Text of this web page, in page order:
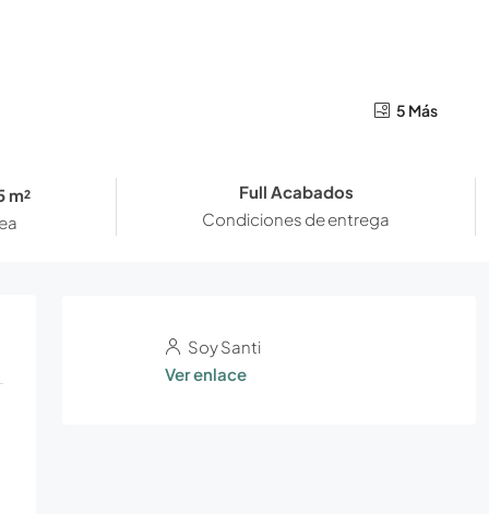
5 Más
m²
Full Acabados
Condiciones de entrega
Soy Santi
Ver enlace